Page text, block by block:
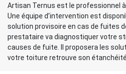
Artisan Ternus est le professionnel
Une équipe d’intervention est
solution provisoire en cas de fuites
prestataire va diagnostiquer votre
causes de fuite. Il proposera les
votre toiture retrouve son étanchéité.